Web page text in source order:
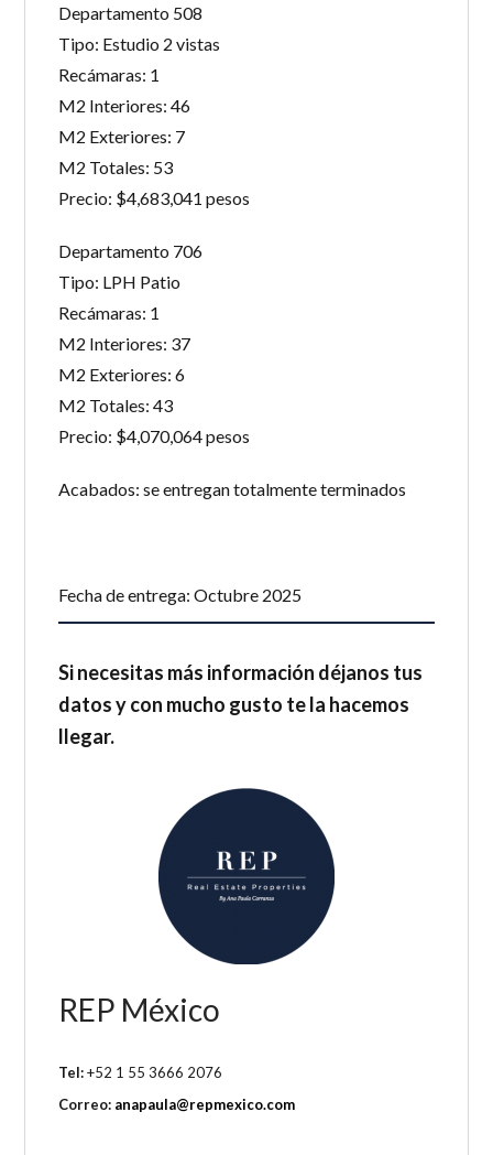
Departamento 508
Tipo: Estudio 2 vistas
Recámaras: 1
M2 Interiores: 46
M2 Exteriores: 7
M2 Totales: 53
Precio: $4,683,041 pesos
Departamento 706
Tipo: LPH Patio
Recámaras: 1
M2 Interiores: 37
M2 Exteriores: 6
M2 Totales: 43
Precio: $4,070,064 pesos
Acabados: se entregan totalmente terminados
Fecha de entrega: Octubre 2025
Si necesitas más información déjanos tus
datos y con mucho gusto te la hacemos
llegar.
REP México
Tel:+52 1 55 3666 2076
Correo: anapaula@repmexico.com